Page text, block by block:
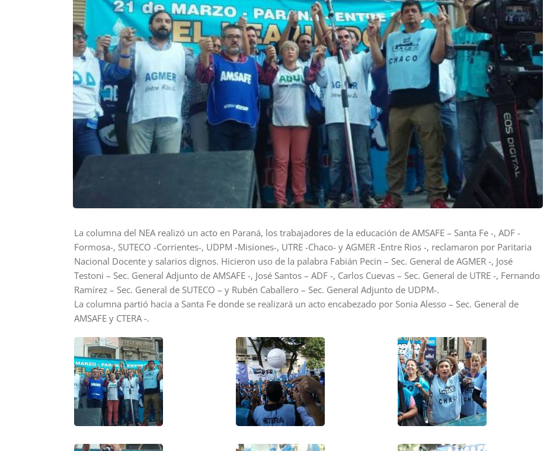
La columna del NEA realizó un acto en Paraná, los trabajadores de la educación de AMSAFE – Santa Fe -, ADF -
Formosa-, SUTECO -Corrientes-, UDPM -Misiones-, UTRE -Chaco- y AGMER -Entre Rios -, reclamaron por Paritaria
Nacional Docente y salarios dignos. Hicieron uso de la palabra Fabián Pecin – Sec. General de AGMER -, José
Testoni – Sec. General Adjunto de AMSAFE -, José Santos – ADF -, Carlos Cuevas – Sec. General de UTRE -, Fernando
Ramírez – Sec. General de SUTECO – y Rubén Caballero – Sec. General Adjunto de UDPM-.
La columna partió hacia a Santa Fe donde se realizará un acto encabezado por Sonia Alesso – Sec. General de
AMSAFE y CTERA -.